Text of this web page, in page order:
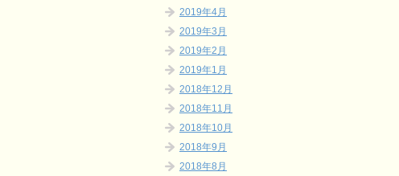
2019年4月
2019年3月
2019年2月
2019年1月
2018年12月
2018年11月
2018年10月
2018年9月
2018年8月